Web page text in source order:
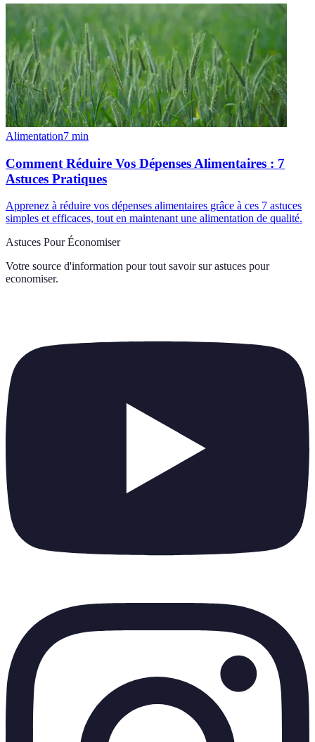
Alimentation7 min
Comment Réduire Vos Dépenses Alimentaires : 7
Astuces Pratiques
Apprenez à réduire vos dépenses alimentaires grâce à ces 7 astuces
simples et efficaces, tout en maintenant une alimentation de qualité.
Astuces Pour Économiser
Votre source d'information pour tout savoir sur astuces pour
economiser.